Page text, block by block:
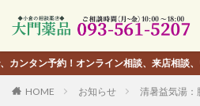
！オンライン相談、来店相談、いずれでも
HOME お知らせ 清暑益気湯：